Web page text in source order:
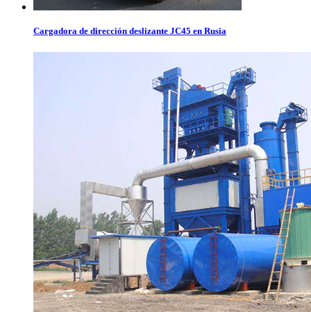
Cargadora de dirección deslizante JC45 en Rusia